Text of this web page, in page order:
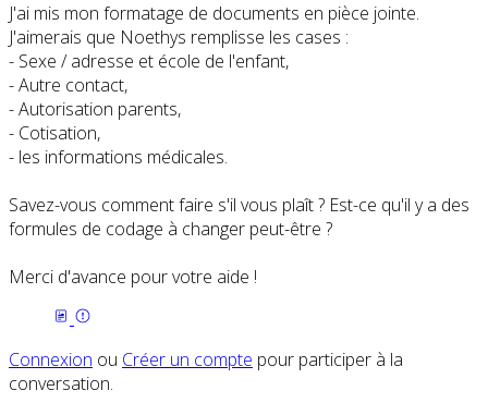
J'ai mis mon formatage de documents en pièce jointe.
J'aimerais que Noethys remplisse les cases :
- Sexe / adresse et école de l'enfant,
- Autre contact,
- Autorisation parents,
- Cotisation,
- les informations médicales.
Savez-vous comment faire s'il vous plaît ? Est-ce qu'il y a des
formules de codage à changer peut-être ?
Merci d'avance pour votre aide !
Connexion ou Créer un compte pour participer à la
conversation.